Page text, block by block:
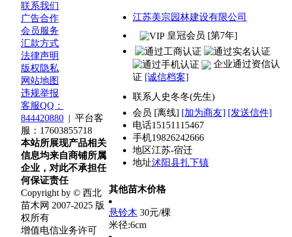
江苏美宗园林建设有限公司
皇冠会员 [第7年]
企业通过资信认
证 [诚信档案]
联系人 史冬冬(先生)
会员 [离线] [加为商友] [发送信件]
电话15151115467
手机19826242666
地区江苏-宿迁
地址沭阳县扎下镇
其他苗木价格
悬铃木 30元/棵
米径:6cm
联系我们
广告合作
会员服务
汇款方式
法律声明
版权隐私
网站地图
违规举报
客服QQ：
844420880 | 平台客
服：17603855718
本站所展现产品相关
信息均来自商铺所属
企业，对此不承担任
何保证责任
Copyright by © 西北
苗木网 2007-2025 版
权所有
增值电信业务许可